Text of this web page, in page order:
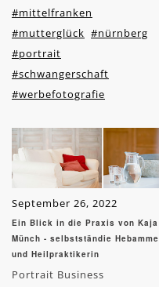
#mittelfranken
#mutterglück #nürnberg
#portrait
#schwangerschaft
#werbefotografie
September 26, 2022
Ein Blick in die Praxis von Kaja
Münch - selbstständie Hebamme
und Heilpraktikerin
Portrait Business